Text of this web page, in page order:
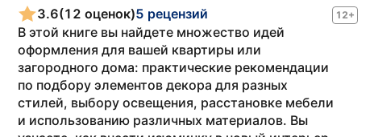
12+
3.6(12 оценок)5 рецензий
В этой книге вы найдете множество идей
оформления для вашей квартиры или
загородного дома: практические рекомендации
по подбору элементов декора для разных
стилей, выбору освещения, расстановке мебели
и использованию различных материалов. Вы